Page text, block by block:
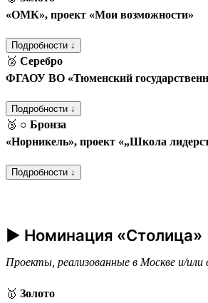
«ОМК», проект «Мои возможности»
Подробности ↓
🥈 Серебро
ФГАОУ ВО «Тюменский
Подробности ↓
🥉 ○ Бронза
«Норникель», проект «„Школа
Подробности ↓
► Номинация «Столица»
Проекты, реализованные в Москве и/или
🥇 Золото